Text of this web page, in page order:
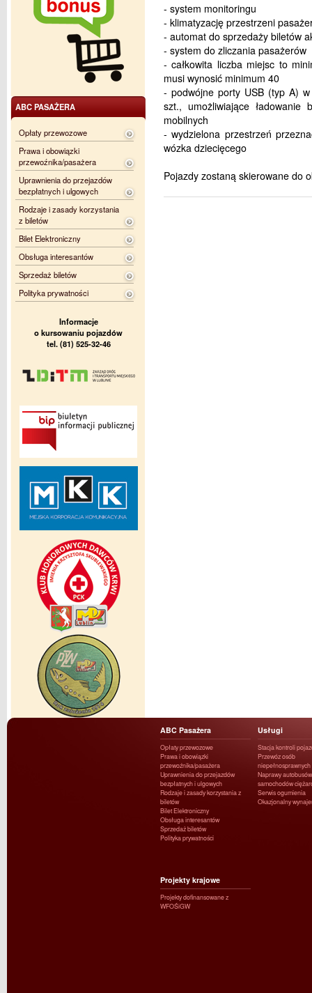
- system monitoringu
- klimatyzację przestrzeni
- automat do sprzedaży biletów
- system do zliczania pasażerów
- całkowita liczba miejsc to
musi wynosić minimum 40
- podwójne porty USB (typ A)
szt., umożliwiające
mobilnych
- wydzielona przestrzeń
wózka dziecięcego
Pojazdy zostaną skierowane do
ABC PASAŻERA
Opłaty przewozowe
Prawa i obowiązki
przewoźnika/pasażera
Uprawnienia do przejazdów
bezpłatnych i ulgowych
Rodzaje i zasady korzystania
z biletów
Bilet Elektroniczny
Obsługa interesantów
Sprzedaż biletów
Polityka prywatności
Informacje
o kursowaniu pojazdów
tel. (81) 525-32-46
ABC Pasażera
Opłaty przewozowe
Prawa i obowiązki
przewoźnika/pasażera
Uprawnienia do przejazdów
bezpłatnych i ulgowych
Rodzaje i zasady korzystania z
biletów
Bilet Elektroniczny
Obsługa interesantów
Sprzedaż biletów
Polityka prywatności
Usługi
Stacja kontroli
Przewóz osób
niepełnosprawnych
Naprawy
samochodów
Serwis ogumienia
Okazjonalny
Projekty krajowe
Projekty dofinansowane z
WFOŚiGW